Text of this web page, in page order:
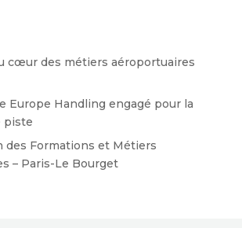
cœur des métiers aéroportuaires
Europe Handling engagé pour la
piste
des Formations et Métiers
– Paris-Le Bourget